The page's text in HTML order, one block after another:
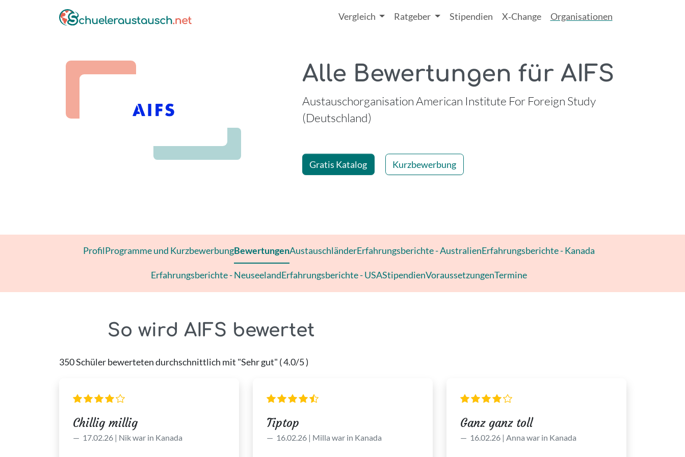
Vergleich Ratgeber Stipendien X‑Change Organisationen
Alle Bewertungen für AIFS
-
Austauschorganisation American Institute For Foreign Study
(Deutschland)
Gratis Katalog Kurzbewerbung
ProfilProgramme und KurzbewerbungBewertungenAustauschländerErfahrungsberichte - AustralienErfahrungsberichte - Kanada
Erfahrungsberichte - NeuseelandErfahrungsberichte - USAStipendienVoraussetzungenTermine
So wird AIFS bewertet
350 Schüler bewerteten durchschnittlich mit "Sehr gut" ( 4.0/5 )
Chillig millig
17.02.26 | Nik war in Kanada
Tiptop
16.02.26 | Milla war in Kanada
Ganz ganz toll
16.02.26 | Anna war in Kanada